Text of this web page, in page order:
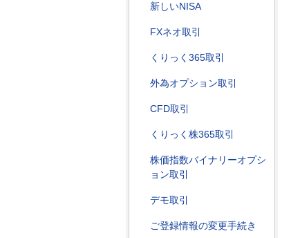
新しいNISA
FXネオ取引
くりっく365取引
外為オプション取引
CFD取引
くりっく株365取引
株価指数バイナリーオプシ
ョン取引
デモ取引
ご登録情報の変更手続き